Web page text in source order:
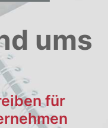
ums
für